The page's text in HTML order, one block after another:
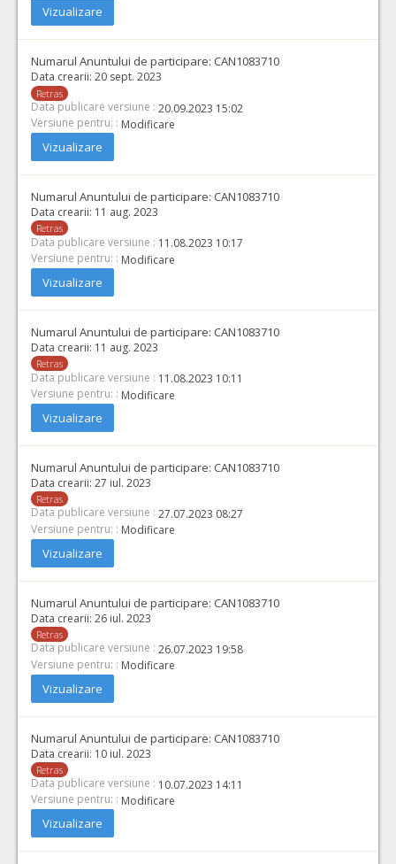
Vizualizare
Numarul Anuntului de participare: CAN1083710
Data crearii: 20 sept. 2023
Retras
Data publicare versiune : 20.09.2023 15:02
Versiune pentru: : Modificare
Vizualizare
Numarul Anuntului de participare: CAN1083710
Data crearii: 11 aug. 2023
Retras
Data publicare versiune : 11.08.2023 10:17
Versiune pentru: : Modificare
Vizualizare
Numarul Anuntului de participare: CAN1083710
Data crearii: 11 aug. 2023
Retras
Data publicare versiune : 11.08.2023 10:11
Versiune pentru: : Modificare
Vizualizare
Numarul Anuntului de participare: CAN1083710
Data crearii: 27 iul. 2023
Retras
Data publicare versiune : 27.07.2023 08:27
Versiune pentru: : Modificare
Vizualizare
Numarul Anuntului de participare: CAN1083710
Data crearii: 26 iul. 2023
Retras
Data publicare versiune : 26.07.2023 19:58
Versiune pentru: : Modificare
Vizualizare
Numarul Anuntului de participare: CAN1083710
Data crearii: 10 iul. 2023
Retras
Data publicare versiune : 10.07.2023 14:11
Versiune pentru: : Modificare
Vizualizare